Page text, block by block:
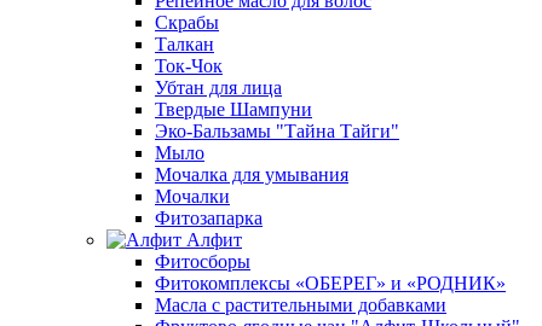
Скрабы
Талкан
Ток-Чок
Убтан для лица
Твердые Шампуни
Эко-Бальзамы "Тайна Тайги"
Мыло
Мочалка для умывания
Мочалки
Фитозапарка
Алфит
Фитосборы
Фитокомплексы «ОБЕРЕГ» и «РОДНИК»
Масла с растительными добавками